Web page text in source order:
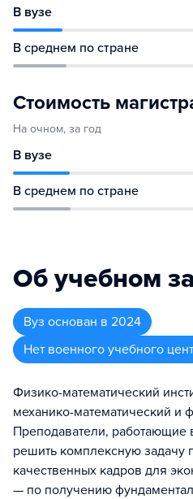
В вузе
В среднем по стране
Стоимость
На очном, за год
В вузе
В среднем по стране
Об учебном
Вуз основан в 2024
Нет военного учебного
Физико-математический
механико-математический и
Преподаватели, работающие
решить комплексную задачу
качественных кадров для
— по получению